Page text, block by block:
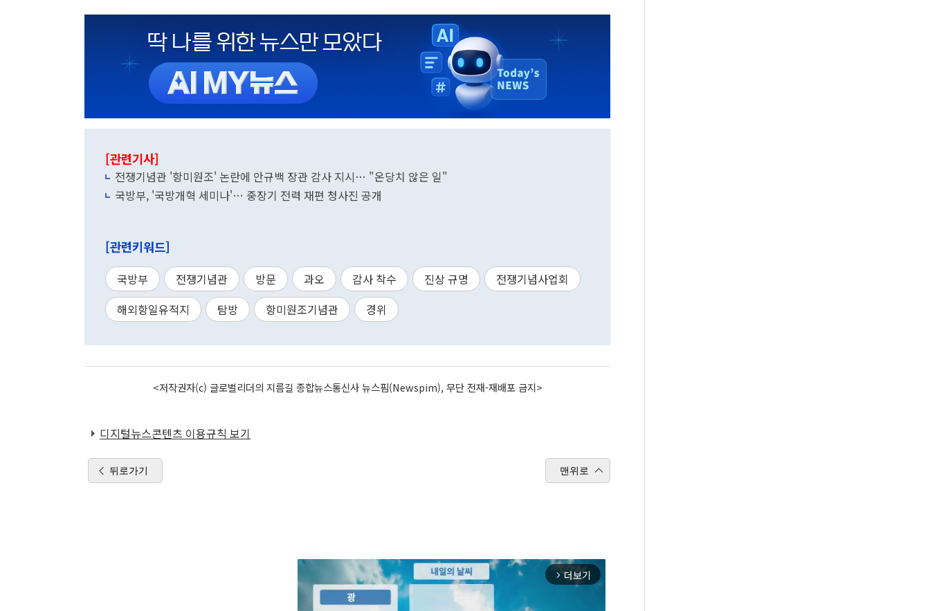
[관련기사]
전쟁기념관 '항미원조' 논란에 안규백 장관 감사 지시… "온당치 않은 일"
국방부, '국방개혁 세미나'… 중장기 전력 재편 청사진 공개
[관련키워드]
국방부 전쟁기념관 방문 과오 감사 착수 진상 규명
전쟁기념사업회
해외항일유적지
탐방 항미원조기념관 경위
<저작권자(c) 글로벌리더의 지름길 종합뉴스통신사 뉴스핌(Newspim), 무단 전재-재배포 금지>
디지털뉴스콘텐츠 이용규칙 보기
뒤로가기 맨위로
arrow_forward_ios 더보기